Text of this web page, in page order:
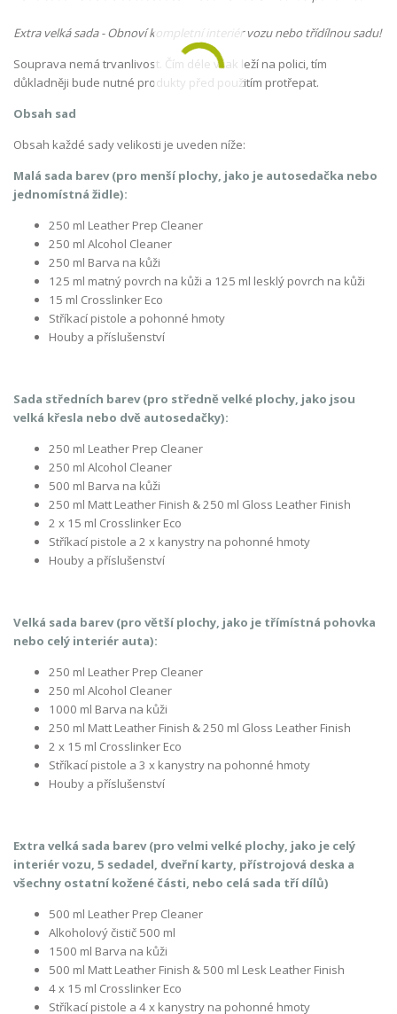
Extra velká sada - Obnoví kompletní interiér vozu nebo třídílnou sadu!
Souprava nemá trvanlivost. Čím déle však leží na polici, tím
důkladněji bude nutné produkty před použitím protřepat.
Obsah sad
Obsah každé sady velikosti je uveden níže:
Malá sada barev (pro menší plochy, jako je autosedačka nebo
jednomístná židle):
250 ml Leather Prep Cleaner
250 ml Alcohol Cleaner
250 ml Barva na kůži
125 ml matný povrch na kůži a 125 ml lesklý povrch na kůži
15 ml Crosslinker Eco
Stříkací pistole a pohonné hmoty
Houby a příslušenství
Sada středních barev (pro středně velké plochy, jako jsou
velká křesla nebo dvě autosedačky):
250 ml Leather Prep Cleaner
250 ml Alcohol Cleaner
500 ml Barva na kůži
250 ml Matt Leather Finish & 250 ml Gloss Leather Finish
2 x 15 ml Crosslinker Eco
Stříkací pistole a 2 x kanystry na pohonné hmoty
Houby a příslušenství
Velká sada barev (pro větší plochy, jako je třímístná pohovka
nebo celý interiér auta):
250 ml Leather Prep Cleaner
250 ml Alcohol Cleaner
1000 ml Barva na kůži
250 ml Matt Leather Finish & 250 ml Gloss Leather Finish
2 x 15 ml Crosslinker Eco
Stříkací pistole a 3 x kanystry na pohonné hmoty
Houby a příslušenství
Extra velká sada barev (pro velmi velké plochy, jako je celý
interiér vozu, 5 sedadel, dveřní karty, přístrojová deska a
všechny ostatní kožené části, nebo celá sada tří dílů)
500 ml Leather Prep Cleaner
Alkoholový čistič 500 ml
1500 ml Barva na kůži
500 ml Matt Leather Finish & 500 ml Lesk Leather Finish
4 x 15 ml Crosslinker Eco
Stříkací pistole a 4 x kanystry na pohonné hmoty